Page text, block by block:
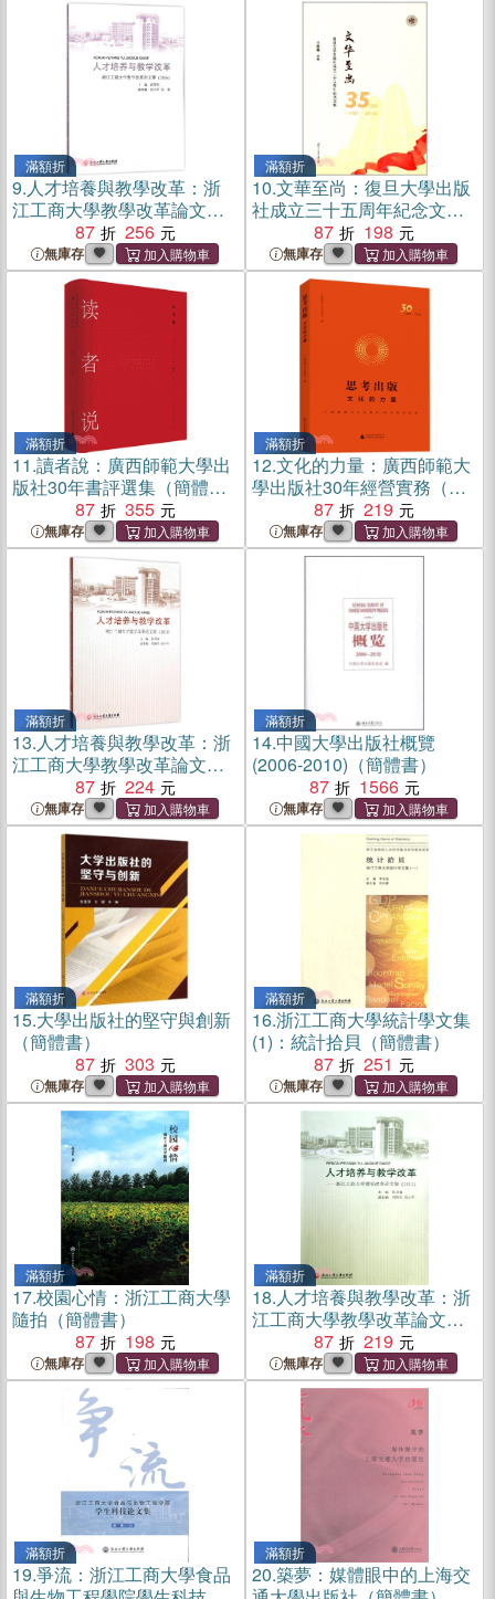
滿額折
9.人才培養與教學改革：浙
江工商大學教學改革論文集
2016（簡體書）
87 256
無庫存
滿額折
10.文華至尚：復旦大學出版
社成立三十五周年紀念文集
（簡體書）
87 198
無庫存
滿額折
11.讀者說：廣西師範大學出
版社30年書評選集（簡體
87 355
無庫存
滿額折
12.文化的力量：廣西師範大
學出版社30年經營實務（簡
87 219
無庫存
滿額折
13.人才培養與教學改革：浙
江工商大學教學改革論文集
(2014)（簡體書）
87 224
無庫存
滿額折
14.中國大學出版社概覽
(2006-2010)（簡體書）
87
1566
無庫存
滿額折
15.大學出版社的堅守與創新
（簡體書）
87
303
無庫存
滿額折
16.浙江工商大學統計學文集
(1)：統計拾貝（簡體書）
87
251
無庫存
滿額折
17.校園心情：浙江工商大學
隨拍（簡體書）
87
198
無庫存
滿額折
18.人才培養與教學改革：浙
江工商大學教學改革論文集
(2012)（簡體書）
87 219
無庫存
滿額折
19.爭流：浙江工商大學食品
滿額折
20.築夢：媒體眼中的上海交